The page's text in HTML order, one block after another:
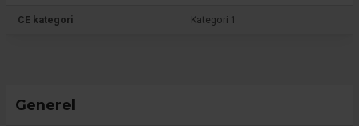
CE kategori Kategori 1
Generel